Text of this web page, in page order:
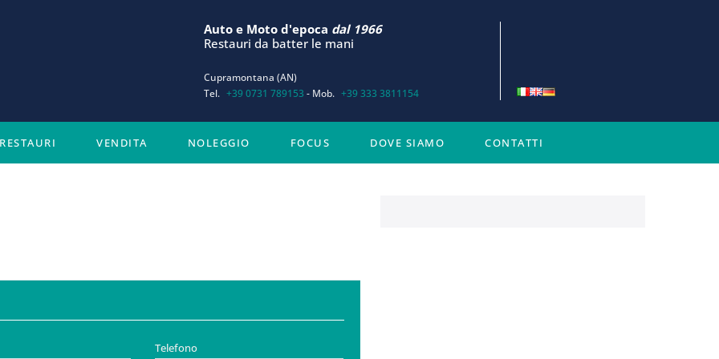
Auto e Moto d'epoca dal 1966
Restauri da batter le mani
Cupramontana (AN)
Tel. +39 0731 789153 - Mob. +39 333 3811154
RESTAURI VENDITA NOLEGGIO FOCUS DOVE SIAMO CONTATTI
Telefono